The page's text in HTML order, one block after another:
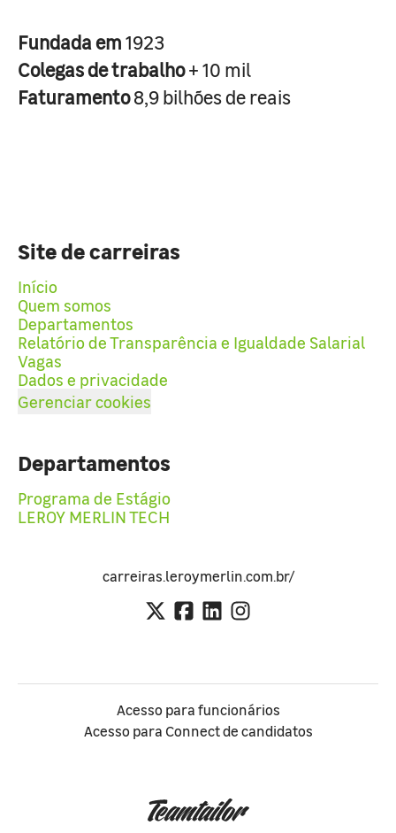
Fundada em1923
Colegas de trabalho+ 10 mil
Faturamento8,9 bilhões de reais
Site de carreiras
Início
Quem somos
Departamentos
Relatório de Transparência e Igualdade Salarial
Vagas
Dados e privacidade
Gerenciar cookies
Departamentos
Programa de Estágio
LEROY MERLIN TECH
carreiras.leroymerlin.com.br/
Acesso para funcionários
Acesso para Connect de candidatos